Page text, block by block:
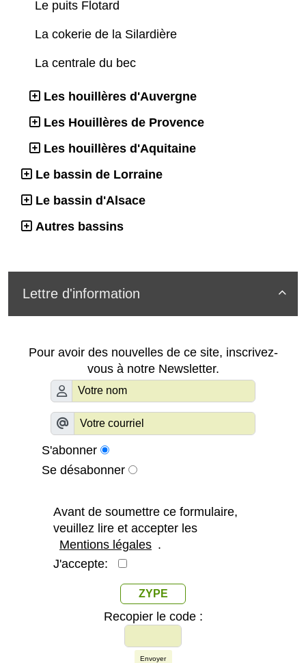
Le puits Flotard
La cokerie de la Silardière
La centrale du bec
Les houillères d'Auvergne
Les Houillères de Provence
Les houillères d'Aquitaine
Le bassin de Lorraine
Le bassin d'Alsace
Autres bassins

Lettre d'information
Pour avoir des nouvelles de ce site, inscrivez-
vous à notre Newsletter.
S'abonner
Se désabonner
Avant de soumettre ce formulaire,
veuillez lire et accepter les
Mentions légales .
J'accepte:
ZYPE
Recopier le code :
Envoyer